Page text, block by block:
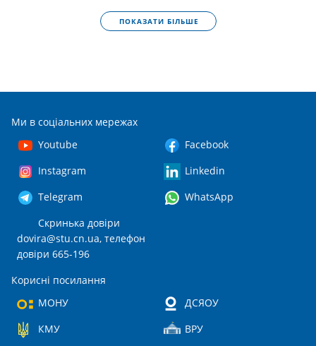
ПОКАЗАТИ БІЛЬШЕ
Ми в соціальних мережах
Youtube
Facebook
Instagram
Linkedin
Telegram
WhatsApp
Скринька довіри
dovira@stu.cn.ua, телефон
довіри 665-196
Корисні посилання
МОНУ
ДСЯОУ
КМУ
ВРУ